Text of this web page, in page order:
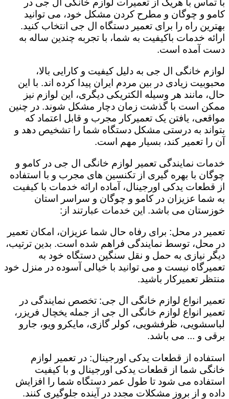
کامو و چوگان و مطرح کردن مشکل خود، می توانید
بهترین راه را برای تعمیر دستگاه ال جی انتخاب کنید.
ارائه خدمات باکیفیت به شما، با تجربه چندین ساله به
دست آمده است.
لوازم خانگی ال جی به دلیل کیفیت و کارایی بالا،
محبوبیت زیادی در بین مردم ایران پیدا کرده اند. با این
حال، مانند هر وسیله الکتریکی دیگری، این لوازم نیز
ممکن است با گذشت زمان دچار مشکل شوند. در چنین
مواقعی، یافتن یک تعمیرکار مجرب و قابل اعتماد که
بتواند به درستی مشکل دستگاه شما را تشخیص دهد و
آن را تعمیر کند، بسیار مهم است.
خدمات نمایندگی تعمیر لوازم خانگی ال جی در کامو و
چوگان با بهره گیری از تکنسین های مجرب و با استفاده
از قطعات یدکی اورجینال، آماده ارائه خدمات با کیفیت
به شما عزیزان در کامو و چوگان و سراسر استان
خوزستان می باشد. این خدمات عبارتند از:
تعمیر در محل: برای رفاه حال شما عزیزان، امکان تعمیر
در محل، توسط نمایندگی فراهم شده است. بدین ترتیب،
دیگر نیازی به حمل و نقل سنگین دستگاه خود به
تعمیرگاه نیست و می توانید با خیالی آسوده در منزل خود
منتظر تعمیرکار باشید.
تعمیر انواع لوازم خانگی ال جی: تخصص نمایندگی در
تعمیر انواع لوازم خانگی ال جی از جمله یخچال فریزر،
لباسشویی، ظرفشویی، کولر گازی، مایکرو ویو، جارو
برقی و ... می باشد.
استفاده از قطعات یدکی اورجینال: در تعمیر لوازم
خانگی شما از قطعات یدکی اورجینال و با کیفیت
استفاده می شود تا طول عمر دستگاه شما را افزایش
داده و از بروز مشکلات مجدد در آینده جلوگیری کنند.